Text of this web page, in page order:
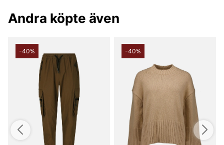
butik i Vingåker.Läs mer på www.vfo.se
Andra köpte även
-40% -40%